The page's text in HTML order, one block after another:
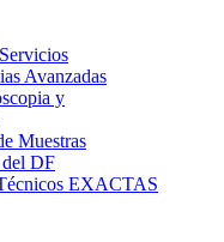
Avanzadas
y
Muestras
del DF
EXACTAS